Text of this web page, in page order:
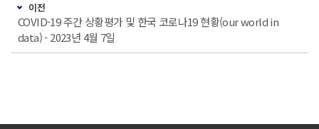
이전
COVID-19 주간 상황평가 및 한국 코로나19 현황(our world in
data) - 2023년 4월 7일